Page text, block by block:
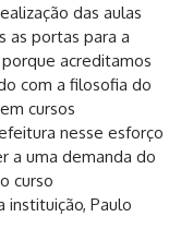
das aulas
as portas para a
acreditamos
com a filosofia do
cursos
nesse esforço
a uma demanda do
curso
instituição, Paulo